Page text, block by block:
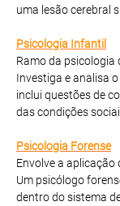
uma lesão cerebral
Psicologia Infantil
Ramo da psicologia
Investiga e analisa
inclui questões de
das condições
Psicologia Forense
Envolve a aplicação
Um psicólogo
dentro do sistema